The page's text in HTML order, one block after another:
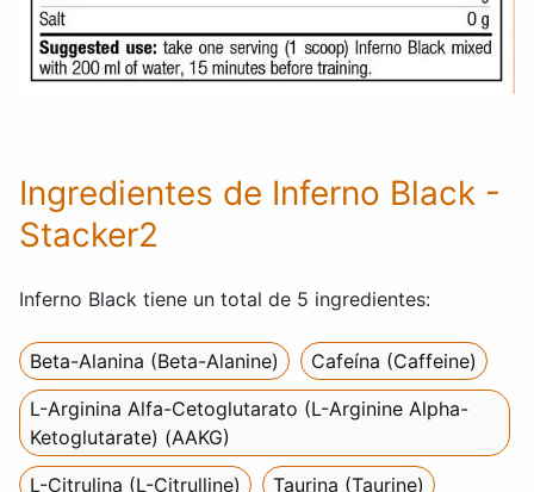
Ingredientes de Inferno Black -
Stacker2
Inferno Black tiene un total de 5 ingredientes:
Beta-Alanina (Beta-Alanine)
Cafeína (Caffeine)
L-Arginina Alfa-Cetoglutarato (L-Arginine Alpha-
Ketoglutarate) (AAKG)
L-Citrulina (L-Citrulline)
Taurina (Taurine)